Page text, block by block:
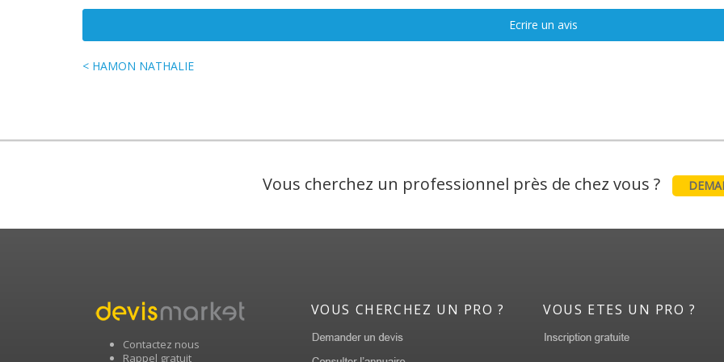
Ecrire un avis
< HAMON NATHALIE
Vous cherchez un professionnel près de chez vous ?
Contactez nous
Rappel gratuit
VOUS CHERCHEZ UN PRO ? VOUS ETES UN PRO ?